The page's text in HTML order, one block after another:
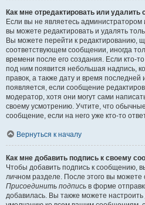
Как мне отредактировать или удалить
Если вы не являетесь
вы можете редактировать и удалять
Вы можете перейти к редактированию,
соответствующем сообщении, иногда
времени после его создания. Если кто-
под ним появится небольшая надпись,
правок, а также дату и время последней
появляется, если сообщение
модератор, хотя они могут сами
своему усмотрению. Учтите, что
сообщение, если на него уже кто-то
Вернуться к началу
Как мне добавить подпись к своему
Чтобы добавить подпись к сообщению,
личном разделе. После этого вы можете
Присоединить подпись в форме
добавилась. Вы также можете